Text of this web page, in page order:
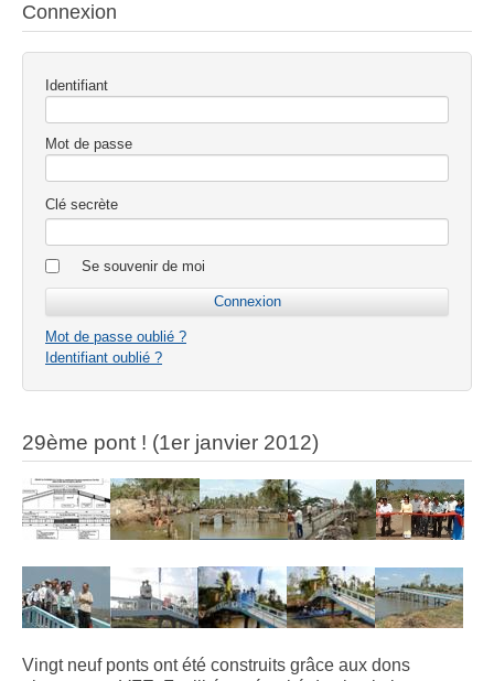
Connexion
Identifiant
Mot de passe
Clé secrète
Se souvenir de moi
Mot de passe oublié ?
Identifiant oublié ?
29ème pont ! (1er janvier 2012)
Vingt neuf ponts ont été construits grâce aux dons